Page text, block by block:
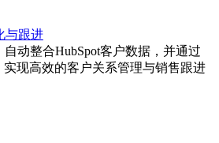
与跟进
动整合HubSpot客户数据，并通过
实现高效的客户关系管理与销售跟进